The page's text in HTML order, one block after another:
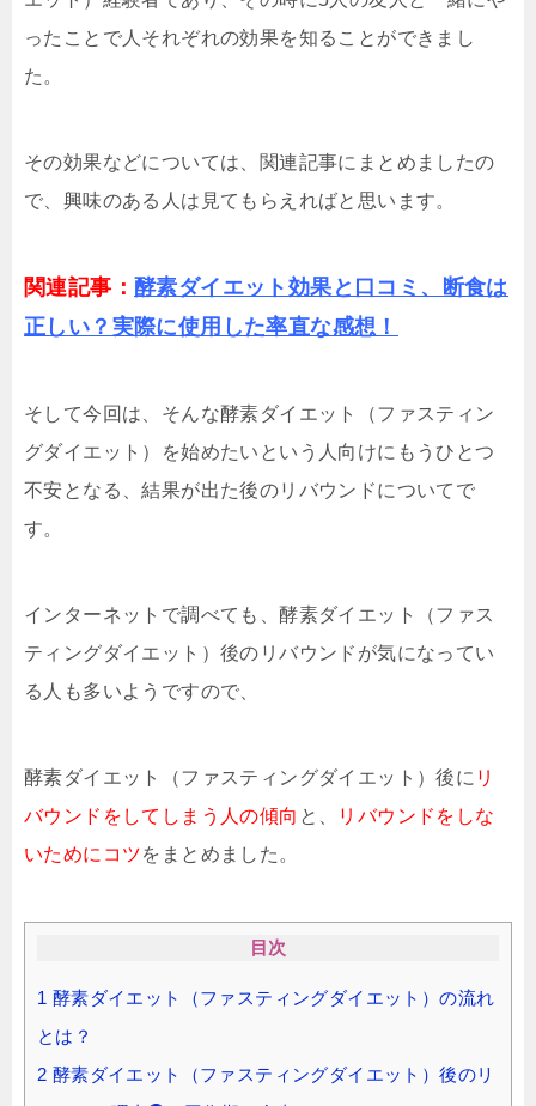
ったことで人それぞれの効果を知ることができまし
た。
その効果などについては、関連記事にまとめましたの
で、興味のある人は見てもらえればと思います。
関連記事： 酵素ダイエット効果と口コミ、断食は
正しい？実際に使用した率直な感想！
そして今回は、そんな酵素ダイエット（ファスティン
グダイエット）を始めたいという人向けにもうひとつ
不安となる、結果が出た後のリバウンドについてで
す。
インターネットで調べても、酵素ダイエット（ファス
ティングダイエット）後のリバウンドが気になってい
る人も多いようですので、
酵素ダイエット（ファスティングダイエット）後に リ
バウンドをしてしまう人の傾向 と、
リバウンドをしな
いためにコツをまとめました。
目次
1 酵素ダイエット（ファスティングダイエット）の流れ
とは？
2 酵素ダイエット（ファスティングダイエット）後のリ